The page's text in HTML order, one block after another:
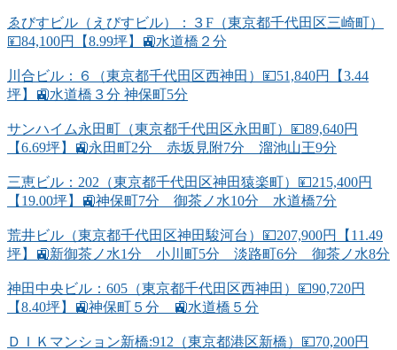
ゑびすビル（えびすビル）：３F（東京都千代田区三崎町）
💴84,100円【8.99坪】🚉水道橋２分
川合ビル：６（東京都千代田区西神田）💴51,840円【3.44
坪】🚉水道橋３分 神保町5分
サンハイム永田町（東京都千代田区永田町）💴89,640円
【6.69坪】🚉永田町2分 赤坂見附7分 溜池山王9分
三恵ビル：202（東京都千代田区神田猿楽町）💴215,400円
【19.00坪】🚉神保町7分 御茶ノ水10分 水道橋7分
荒井ビル（東京都千代田区神田駿河台）💴207,900円【11.49
坪】🚉新御茶ノ水1分 小川町5分 淡路町6分 御茶ノ水8分
神田中央ビル：605（東京都千代田区西神田）💴90,720円
【8.40坪】🚉神保町５分 🚉水道橋５分
ＤＩＫマンション新橋:912（東京都港区新橋）💴70,200円